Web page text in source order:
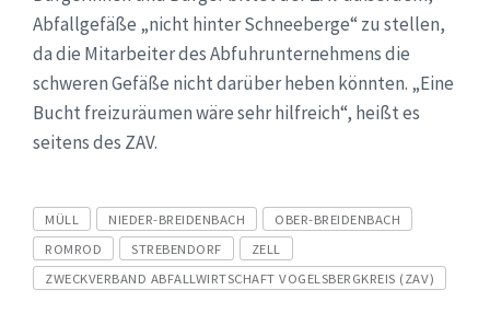
Abfallgefäße „nicht hinter Schneeberge“ zu stellen,
da die Mitarbeiter des Abfuhrunternehmens die
schweren Gefäße nicht darüber heben könnten. „Eine
Bucht freizuräumen wäre sehr hilfreich“, heißt es
seitens des ZAV.
Tags
MÜLL NIEDER-BREIDENBACH
OBER-BREIDENBACH
ROMROD
STREBENDORF
ZELL
ZWECKVERBAND ABFALLWIRTSCHAFT VOGELSBERGKREIS (ZAV)